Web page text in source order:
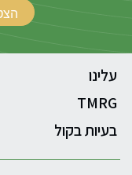
עלינו
TMRG
בעיות בקול